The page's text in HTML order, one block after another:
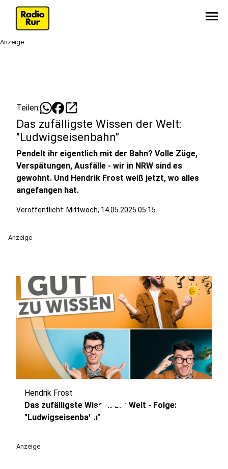
menu
Anzeige
Teilen: open_in_new
Das zufälligste Wissen der Welt:
"Ludwigseisenbahn"
Pendelt ihr eigentlich mit der Bahn? Volle Züge,
Verspätungen, Ausfälle - wir in NRW sind es
gewohnt. Und Hendrik Frost weiß jetzt, wo alles
angefangen hat.
Veröffentlicht: Mittwoch, 14.05.2025 05:15
Anzeige
play_circle
Hendrik Frost
Das zufälligste Wissen der Welt - Folge:
"Ludwigseisenbahn"
Anzeige